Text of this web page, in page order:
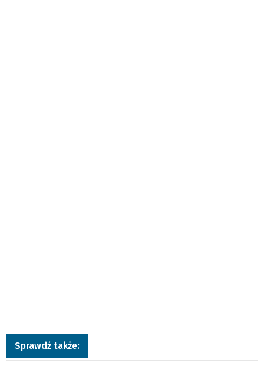
Sprawdź także: